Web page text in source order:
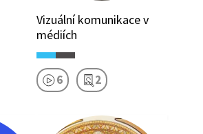
Vizuální komunikace v
médiích
6 2